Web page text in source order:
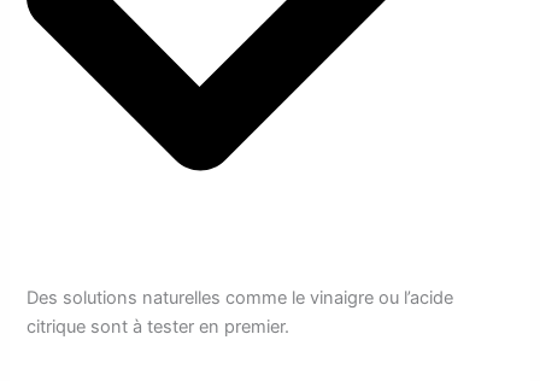
Des solutions naturelles comme le vinaigre ou l’acide
citrique sont à tester en premier.